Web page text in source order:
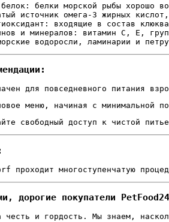
белок: белки морской рыбы хорошо
источник омега-3 жирных
входящие в состав
и минералов: витамин C, E,
водоросли, ламинарии и
для повседневного питания
меню, начиная с минимальной
свободный доступ к чистой
проходит многоступенчатую
дорогие покупатели
и гордость. Мы знаем,